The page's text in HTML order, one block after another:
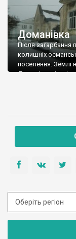
Доманівка
Після загарбання
колишніх
поселення. Землі
Доманівські, які